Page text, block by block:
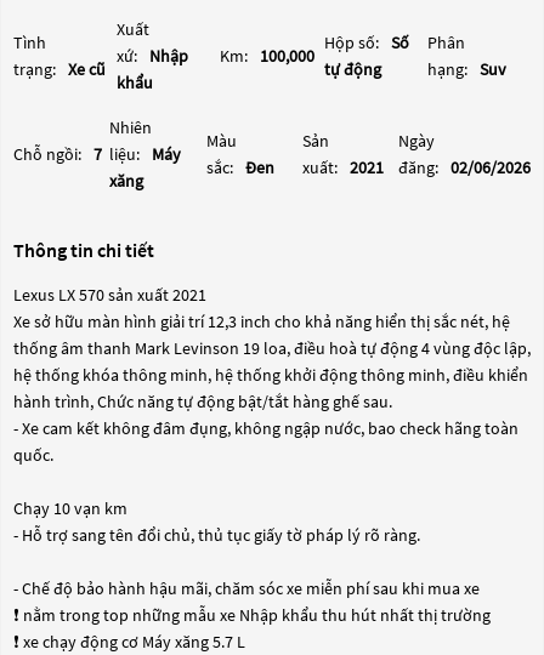
Tình
trạng: Xe cũ
Xuất
xứ:
Nhập
khẩu
Km: 100,000
Hộp số: Số
tự động
Phân
hạng: Suv
Chỗ ngồi: 7
Nhiên
liệu:
Máy
xăng
Màu
sắc: Đen
Sản
xuất: 2021
Ngày
đăng: 02/06/2026
Thông tin chi tiết
Lexus LX 570 sản xuất 2021
Xe sở hữu màn hình giải trí 12,3 inch cho khả năng hiển thị sắc nét, hệ
thống âm thanh Mark Levinson 19 loa, điều hoà tự động 4 vùng độc lập,
hệ thống khóa thông minh, hệ thống khởi động thông minh, điều khiển
hành trình, Chức năng tự động bật/tắt hàng ghế sau.
- Xe cam kết không đâm đụng, không ngập nước, bao check hãng toàn
quốc.
Chạy 10 vạn km
- Hỗ trợ sang tên đổi chủ, thủ tục giấy tờ pháp lý rõ ràng.
- Chế độ bảo hành hậu mãi, chăm sóc xe miễn phí sau khi mua xe
❗️ nằm trong top những mẫu xe Nhập khẩu thu hút nhất thị trường
❗️ xe chạy động cơ Máy xăng 5.7 L